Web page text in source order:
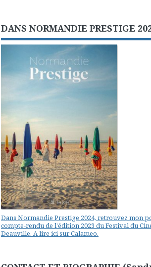
DANS NORMANDIE PRESTIGE
Dans Normandie Prestige 2024, retrouvez mon
compte-rendu de l'édition 2023 du Festival du
Deauville. A lire ici sur Calameo.